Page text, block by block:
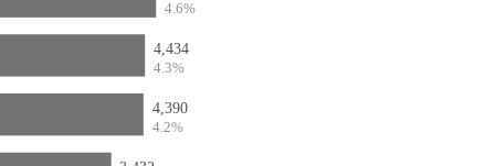
4.6%
4,434
4.3%
4,390
4.2%